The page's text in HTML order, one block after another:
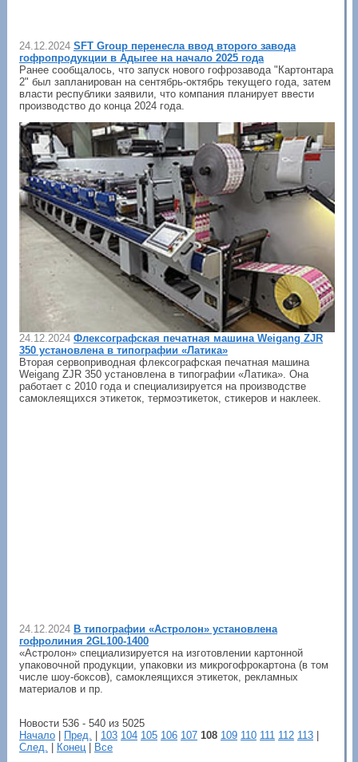
24.12.2024 SFT Group перенесла ввод второго завода
гофропродукции в Адыгее на начало 2025 года
Ранее сообщалось, что запуск нового гофрозавода "Картонтара
2" был запланирован на сентябрь-октябрь текущего года, затем
власти республики заявили, что компания планирует ввести
производство до конца 2024 года.
24.12.2024 Флексографская печатная машина Weigang ZJR
350 установлена в типографии «Латика»
Вторая сервоприводная флексографская печатная машина
Weigang ZJR 350 установлена в типографии «Латика». Она
работает с 2010 года и специализируется на производстве
самоклеящихся этикеток, термоэтикеток, стикеров и наклеек.
24.12.2024 В типографии «Астролон» установлена
гофролиния 2GL100-1400
«Астролон» специализируется на изготовлении картонной
упаковочной продукции, упаковки из микрогофрокартона (в том
числе шоу-боксов), самоклеящихся этикеток, рекламных
материалов и пр.
Новости 536 - 540 из 5025
Начало | Пред. | 103 104 105 106 107 108 109 110 111 112 113 |
След.
| Конец | Все